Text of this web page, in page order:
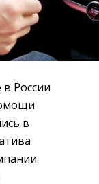
России
в